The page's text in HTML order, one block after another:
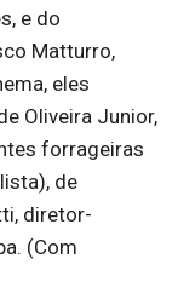
e do
Matturro,
eles
Oliveira Junior,
forrageiras
de
diretor-
(Com